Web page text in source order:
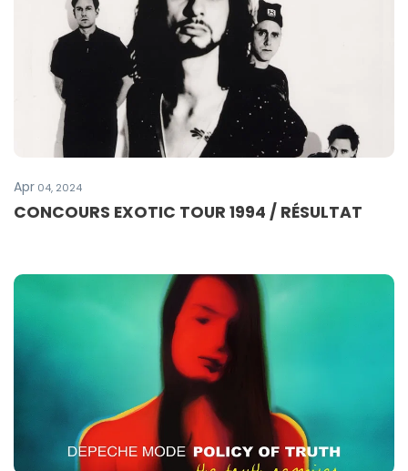
Apr 04, 2024
CONCOURS EXOTIC TOUR 1994 / RÉSULTAT